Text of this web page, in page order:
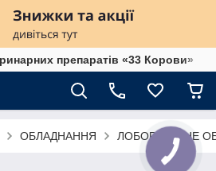
препаратів «33 Корови»
ОБЛАДНАННЯ ЛОБОРАТОРНЕ